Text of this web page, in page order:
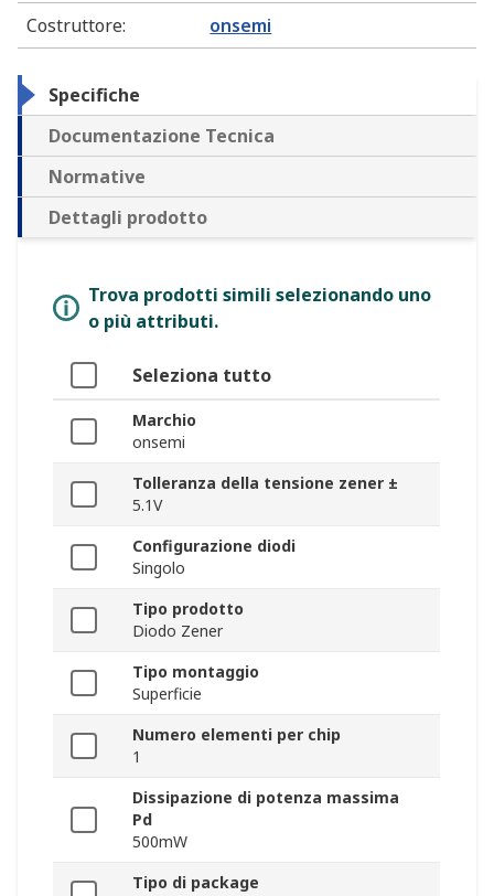
Costruttore: onsemi
Specifiche
Documentazione Tecnica
Normative
Dettagli prodotto
Trova prodotti simili selezionando uno
o più attributi.
Seleziona tutto
Marchio
onsemi
Tolleranza della tensione zener ±
5.1V
Configurazione diodi
Singolo
Tipo prodotto
Diodo Zener
Tipo montaggio
Superficie
Numero elementi per chip
1
Dissipazione di potenza massima
Pd
500mW
Tipo di package